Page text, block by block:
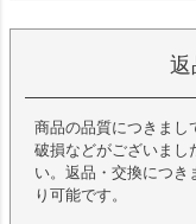
返
商品の品質につきまし
破損などがございまし
い。返品・交換につき
り可能です。